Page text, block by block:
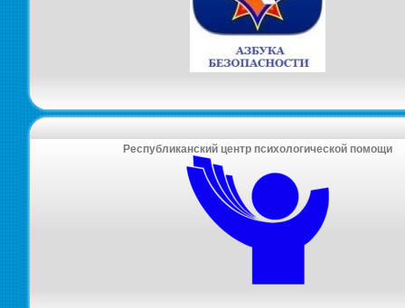
Республиканский центр психологической помощи